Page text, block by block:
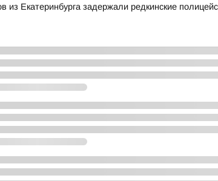
из Екатеринбурга задержали редкинские